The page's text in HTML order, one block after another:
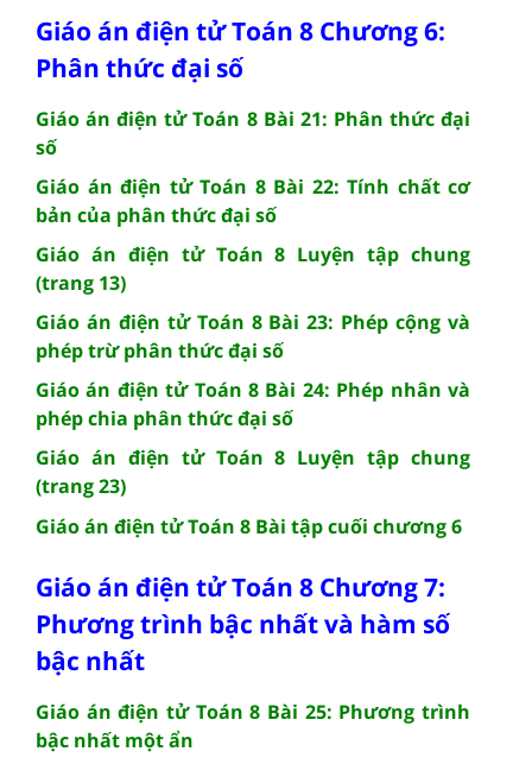
Giáo án điện tử Toán 8 Chương 6:
Phân thức đại số
Giáo án điện tử Toán 8 Bài 21: Phân thức đại
số
Giáo án điện tử Toán 8 Bài 22: Tính chất cơ
bản của phân thức đại số
Giáo án điện tử Toán 8 Luyện tập chung
(trang 13)
Giáo án điện tử Toán 8 Bài 23: Phép cộng và
phép trừ phân thức đại số
Giáo án điện tử Toán 8 Bài 24: Phép nhân và
phép chia phân thức đại số
Giáo án điện tử Toán 8 Luyện tập chung
(trang 23)
Giáo án điện tử Toán 8 Bài tập cuối chương 6
Giáo án điện tử Toán 8 Chương 7:
Phương trình bậc nhất và hàm số
bậc nhất
Giáo án điện tử Toán 8 Bài 25: Phương trình
bậc nhất một ẩn